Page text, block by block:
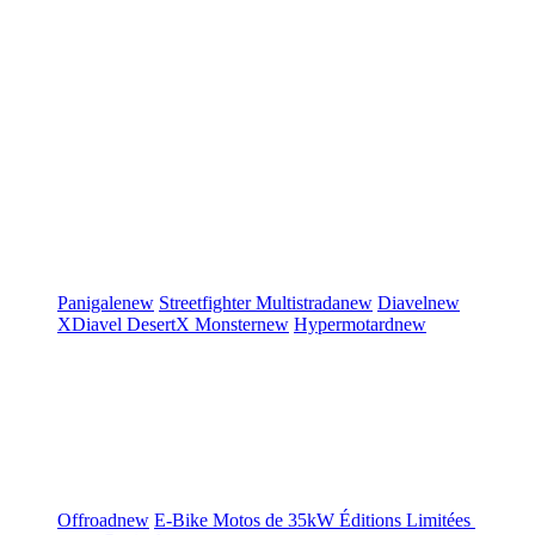
Panigalenew StreetfighterMultistradanew Diavelnew
XDiavel DesertX Monsternew Hypermotardnew
Offroadnew E-Bike Motos de 35kW Éditions Limitées